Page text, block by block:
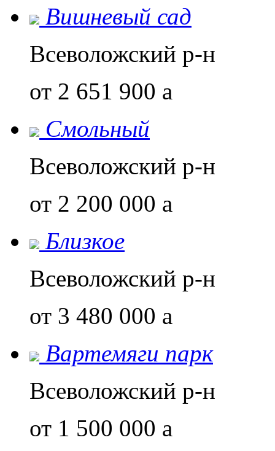
Вишневый сад
Всеволожский р-н
от 2 651 900 a
Смольный
Всеволожский р-н
от 2 200 000 a
Близкое
Всеволожский р-н
от 3 480 000 a
Вартемяги парк
Всеволожский р-н
от 1 500 000 a